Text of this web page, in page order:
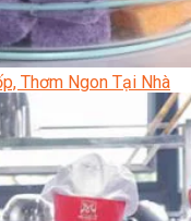
Thơm Ngon Tại Nhà